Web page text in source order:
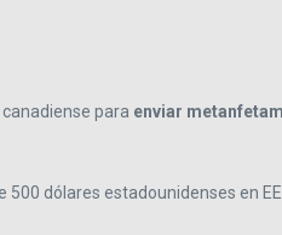
para enviar
dólares estadounidenses en